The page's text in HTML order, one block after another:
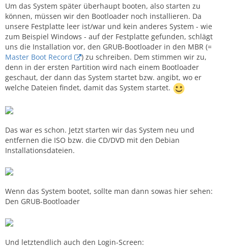
Um das System später überhaupt booten, also starten zu
können, müssen wir den Bootloader noch installieren. Da
unsere Festplatte leer ist/war und kein anderes System - wie
zum Beispiel Windows - auf der Festplatte gefunden, schlägt
uns die Installation vor, den GRUB-Bootloader in den MBR (=
Master Boot Record
) zu schreiben. Dem stimmen wir zu,
denn in der ersten Partition wird nach einem Bootloader
geschaut, der dann das System startet bzw. angibt, wo er
welche Dateien findet, damit das System startet.
Das war es schon. Jetzt starten wir das System neu und
entfernen die ISO bzw. die CD/DVD mit den Debian
Installationsdateien.
Wenn das System bootet, sollte man dann sowas hier sehen:
Den GRUB-Bootloader
Und letztendlich auch den Login-Screen: